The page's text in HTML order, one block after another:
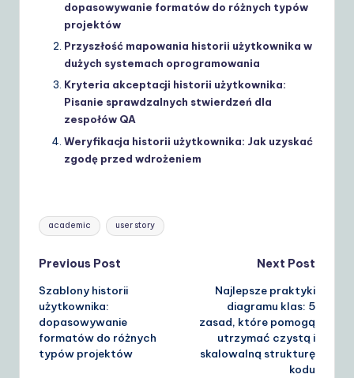
dopasowywanie formatów do różnych typów
projektów
Przyszłość mapowania historii użytkownika w
dużych systemach oprogramowania
Kryteria akceptacji historii użytkownika:
Pisanie sprawdzalnych stwierdzeń dla
zespołów QA
Weryfikacja historii użytkownika: Jak uzyskać
zgodę przed wdrożeniem
Tags:
academic user story
Post
navigation
Previous Post
Szablony historii
użytkownika:
dopasowywanie
formatów do różnych
typów projektów
Next Post
Najlepsze praktyki
diagramu klas: 5
zasad, które pomogą
utrzymać czystą i
skalowalną strukturę
kodu